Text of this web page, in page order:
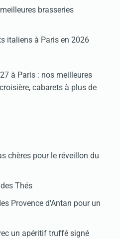
brasseries
italiens à Paris en 2026
à Paris : nos meilleures
cabarets à plus de
chères pour le réveillon du
Thés
Provence d'Antan pour un
un apéritif truffé signé